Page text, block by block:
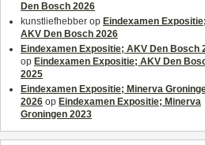
Den Bosch 2026
kunstliefhebber op Eindexamen Expositie;
AKV Den Bosch 2026
Eindexamen Expositie; AKV Den Bosch
op Eindexamen Expositie; AKV Den
2025
Eindexamen Expositie; Minerva
2026 op Eindexamen Expositie; Minerva
Groningen 2023